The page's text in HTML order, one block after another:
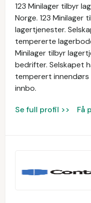
123 Minilager tilbyr
Norge. 123
lagertjenester.
tempererte
Minilager tilbyr
bedrifter. Selskapet
temperert
innbo.
Se full profil >> Få